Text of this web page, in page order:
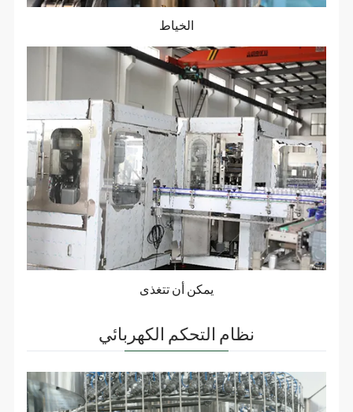
الخياط
يمكن أن تتغذى
نظام التحكم الكهربائي